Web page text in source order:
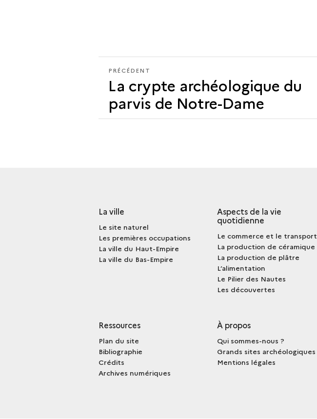
PRÉCÉDENT
PRÉCÉDENT
La crypte archéologique du
parvis de Notre-Dame
La ville
Le site naturel
Les premières occupations
La ville du Haut-Empire
La ville du Bas-Empire
Aspects de la vie
quotidienne
Le commerce et le transport
La production de céramique
La production de plâtre
L’alimentation
Le Pilier des Nautes
Les découvertes
Ressources
Plan du site
Bibliographie
Crédits
Archives numériques
À propos
Qui sommes-nous ?
Grands sites archéologiques
Mentions légales